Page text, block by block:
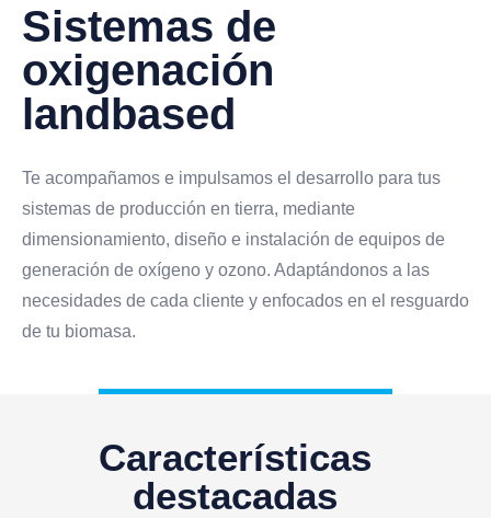
Sistemas de
oxigenación
landbased
Te acompañamos e impulsamos el desarrollo para tus
sistemas de producción en tierra, mediante
dimensionamiento, diseño e instalación de equipos de
generación de oxígeno y ozono. Adaptándonos a las
necesidades de cada cliente y enfocados en el resguardo
de tu biomasa.
Características
destacadas